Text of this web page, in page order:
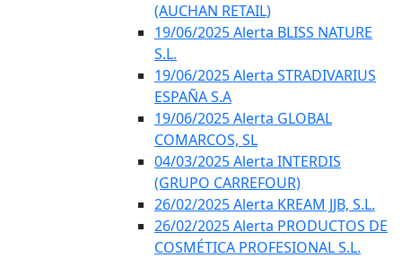
(AUCHAN RETAIL)
19/06/2025 Alerta BLISS NATURE
S.L.
19/06/2025 Alerta STRADIVARIUS
ESPAÑA S.A
19/06/2025 Alerta GLOBAL
COMARCOS, SL
04/03/2025 Alerta INTERDIS
(GRUPO CARREFOUR)
26/02/2025 Alerta KREAM JJB, S.L.
26/02/2025 Alerta PRODUCTOS DE
COSMÉTICA PROFESIONAL S.L.